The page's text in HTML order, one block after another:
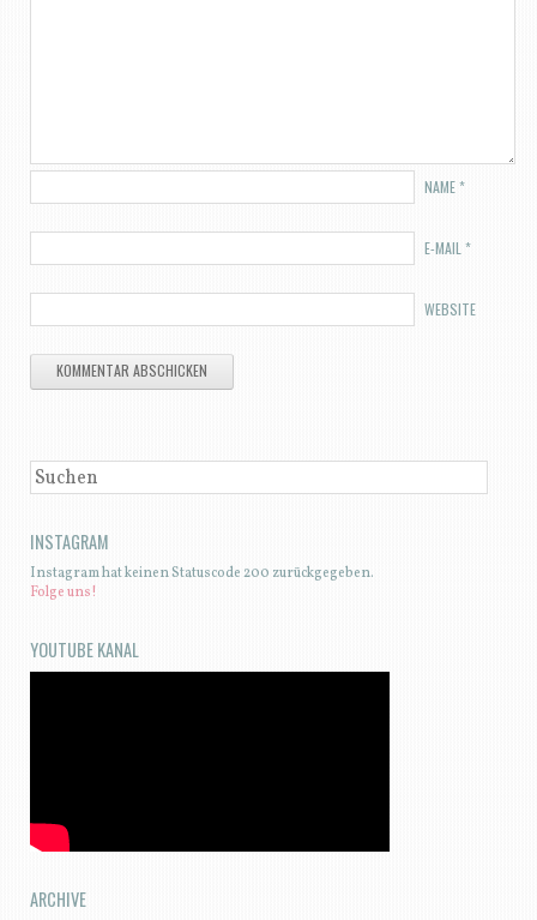
NAME*
E-MAIL *
WEBSITE
SUCHEN
INSTAGRAM
Instagram hat keinen Statuscode 200 zurückgegeben.
Folge uns!
YOUTUBE KANAL
ARCHIVE